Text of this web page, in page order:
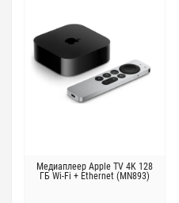
Медиаплеер Apple TV 4K 128
ГБ Wi-Fi + Ethernet (MN893)